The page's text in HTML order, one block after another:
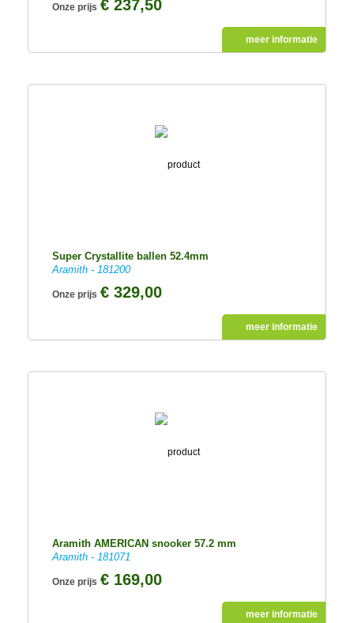
Onze prijs € 237,50
meer informatie
Super Crystallite ballen 52.4mm
Aramith - 181200
Onze prijs € 329,00
meer informatie
Aramith AMERICAN snooker 57.2 mm
Aramith - 181071
Onze prijs € 169,00
meer informatie